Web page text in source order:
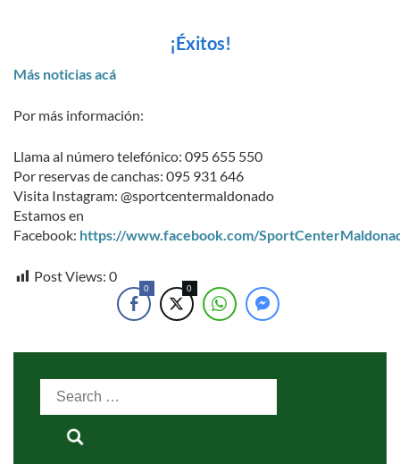
¡Éxitos!
Más noticias acá
Por más información:
Llama al número telefónico: 095 655 550
Por reservas de canchas: 095 931 646
Visita Instagram: @sportcentermaldonado
Estamos en
Facebook: https://www.facebook.com/
Post Views: 0
0 0
Search